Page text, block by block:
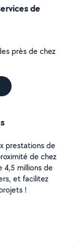
de
près de chez
prestations de
de chez
4,5 millions de
et facilitez
!